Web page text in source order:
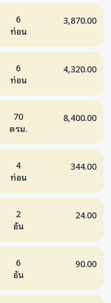
6
ท่อน
3,870.00
6
ท่อน
4,320.00
70
ตรม.
8,400.00
4
ท่อน
344.00
2
อัน
24.00
6
อัน
90.00